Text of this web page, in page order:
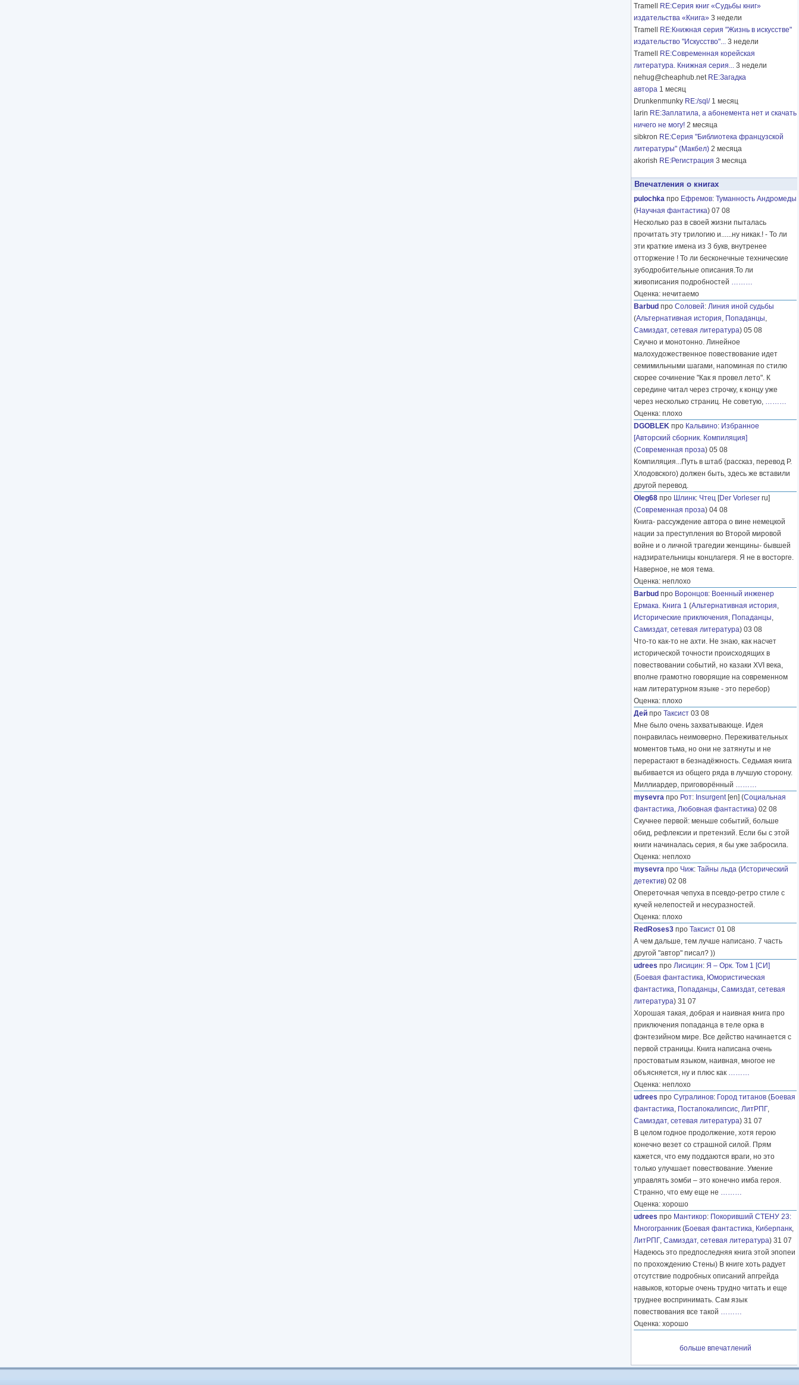
Tramell
RE:Серия книг «Судьбы книг»
издательства «Книга» 3 недели
Tramell
RE:Книжная серия "Жизнь в искусстве"
издательство "Искусство"... 3 недели
Tramell
RE:Современная корейская
литература. Книжная серия... 3 недели
nehug@cheaphub.net RE:Загадка
автора 1 месяц
Drunkenmunky RE:/sql/ 1 месяц
larin RE:Заплатила, а абонемента нет и скачать
ничего не могу! 2 месяца
sibkron RE:Серия "Библиотека французской
литературы" (Макбел) 2 месяца
akorish RE:Регистрация 3 месяца
Впечатления о книгах
pulochka про Ефремов: Туманность Андромеды
(Научная фантастика) 07 08
Несколько раз в своей жизни пыталась
прочитать эту трилогию и......ну никак.! - То ли
эти краткие имена из 3 букв, внутренее
отторжение ! То ли бесконечные технические
зубодробительные описания.То ли
живописания подробностей ………
Оценка: нечитаемо
Barbud про Соловей: Линия иной судьбы
(Альтернативная история, Попаданцы,
Самиздат, сетевая литература) 05 08
Скучно и монотонно. Линейное
малохудожественное повествование идет
семимильными шагами, напоминая по стилю
скорее сочинение "Как я провел лето". К
середине читал через строчку, к концу уже
через несколько страниц. Не советую, ………
Оценка: плохо
DGOBLEK про Кальвино: Избранное
[Авторский сборник. Компиляция]
(Современная проза) 05 08
Компиляция...Путь в штаб (рассказ, перевод Р.
Хлодовского) должен быть, здесь же вставили
другой перевод.
Oleg68 про Шлинк: Чтец [Der Vorleser ru]
(Современная проза) 04 08
Книга- рассуждение автора о вине немецкой
нации за преступления во Второй мировой
войне и о личной трагедии женщины- бывшей
надзирательницы концлагеря. Я не в восторге.
Наверное, не моя тема.
Оценка: неплохо
Barbud про Воронцов: Военный инженер
Ермака. Книга 1 (Альтернативная история,
Исторические приключения, Попаданцы,
Самиздат, сетевая литература) 03 08
Что-то как-то не ахти. Не знаю, как насчет
исторической точности происходящих в
повествовании событий, но казаки XVI века,
вполне грамотно говорящие на современном
нам литературном языке - это перебор)
Оценка: плохо
Дей про Таксист 03 08
Мне было очень захватывающе. Идея
понравилась неимоверно. Переживательных
моментов тьма, но они не затянуты и не
перерастают в безнадёжность. Седьмая книга
выбивается из общего ряда в лучшую сторону.
Миллиардер, приговорённый ………
mysevra про Рот: Insurgent[en] (Социальная
фантастика, Любовная фантастика) 02 08
Скучнее первой: меньше событий, больше
обид, рефлексии и претензий. Если бы с этой
книги начиналась серия, я бы уже забросила.
Оценка: неплохо
mysevra про Чиж: Тайны льда (Исторический
детектив) 02 08
Опереточная чепуха в псевдо-ретро стиле с
кучей нелепостей и несуразностей.
Оценка: плохо
RedRoses3 про Таксист 01 08
А чем дальше, тем лучше написано. 7 часть
другой "автор" писал? ))
udrees про Лисицин: Я – Орк. Том 1 [СИ]
(Боевая фантастика, Юмористическая
фантастика, Попаданцы, Самиздат, сетевая
литература) 31 07
Хорошая такая, добрая и наивная книга про
приключения попаданца в теле орка в
фэнтезийном мире. Все действо начинается с
первой страницы. Книга написана очень
простоватым языком, наивная, многое не
объясняется, ну и плюс как ………
Оценка: неплохо
udrees про Сугралинов: Город титанов (Боевая
фантастика, Постапокалипсис, ЛитРПГ,
Самиздат, сетевая литература) 31 07
В целом годное продолжение, хотя герою
конечно везет со страшной силой. Прям
кажется, что ему поддаются враги, но это
только улучшает повествование. Умение
управлять зомби – это конечно имба героя.
Странно, что ему еще не ………
Оценка: хорошо
udrees про Мантикор: Покоривший СТЕНУ 23:
Многогранник (Боевая фантастика, Киберпанк,
ЛитРПГ, Самиздат, сетевая литература) 31 07
Надеюсь это предпоследняя книга этой эпопеи
по прохождению Стены) В книге хоть радует
отсутствие подробных описаний апгрейда
навыков, которые очень трудно читать и еще
труднее воспринимать. Сам язык
повествования все такой ………
Оценка: хорошо
больше впечатлений